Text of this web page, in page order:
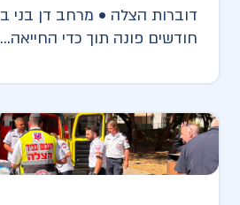
חודשים פונה תוך כדי החייאה...